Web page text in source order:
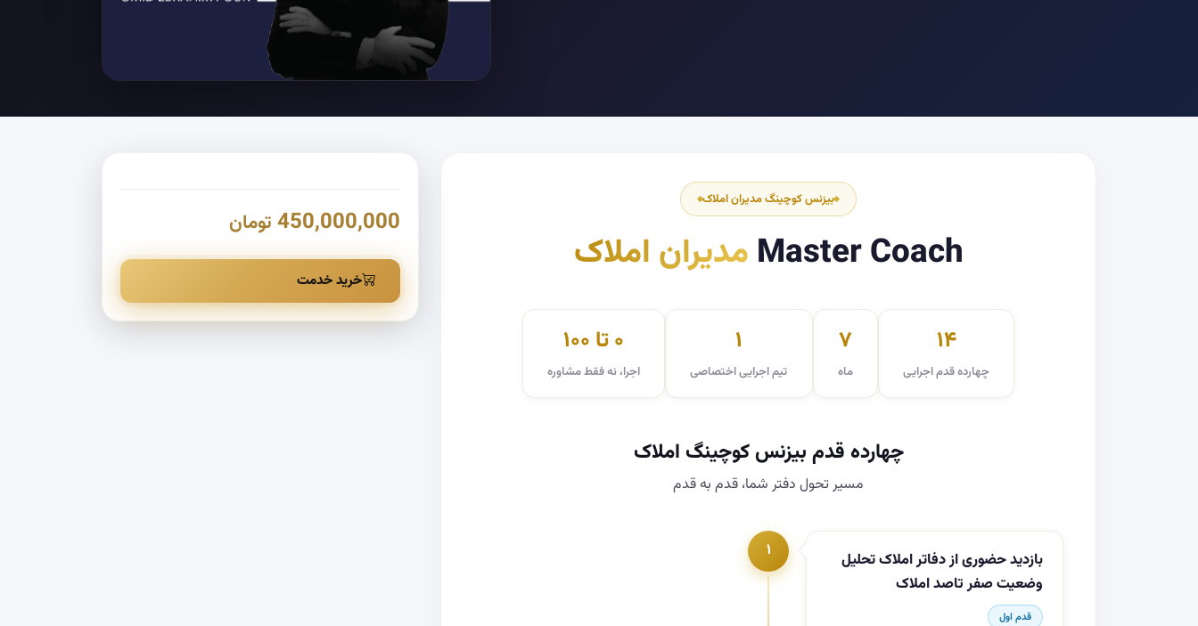
بیزنس کوچینگ مدیران املاک
Master Coach مدیران املاک
۱۴
چهارده قدم اجرایی
۷
ماه
۱
تیم اجرایی اختصاصی
۰ تا ۱۰۰
اجرا، نه فقط مشاوره
چهارده قدم بیزنس کوچینگ املاک
مسیر تحول دفتر شما، قدم به قدم
۱
بازدید حضوری از دفاتر املاک تحلیل
وضعیت صفر تاصد املاک
قدم اول
450,000,000 تومان
خرید خدمت